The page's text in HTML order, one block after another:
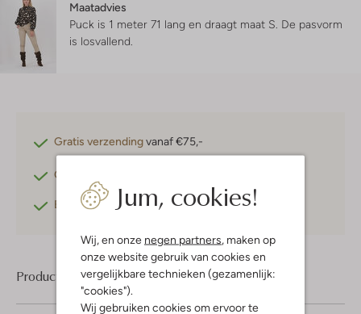
Jum, cookies!
Wij, en onze negen partners , maken op
onze website gebruik van cookies en
vergelijkbare technieken (gezamenlijk:
"cookies").
Wij gebruiken cookies om ervoor te
Maatadvies
Puck is 1 meter 71 lang en draagt maat S. De pasvorm
is losvallend
Gratis verzendingvanaf €75,-
Gratis retourneren
Betaal achterafmet Klarna
Product informatie